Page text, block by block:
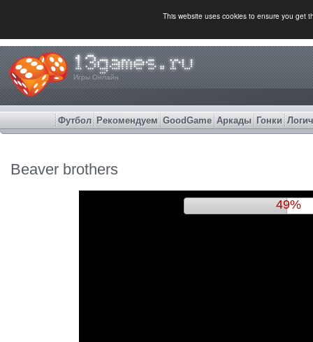
This website uses cookies to ensure you get
Игры Онлайн
Футбол Рекомендуем GoodGame Аркады Гонки
Beaver brothers
52%